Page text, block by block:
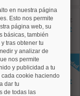
antes 632.000 €
601.100 €
1.220.000 €
en nuestra página
Esto nos permite
página web, su
básicas, también
tras obtener tu
y analizar de
nos permite
y publicidad a tu
cookie haciendo
dar tu
de todas las